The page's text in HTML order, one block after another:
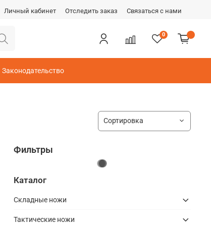
Личный кабинет Отследить заказ Связаться с нами
0
Законодательство
Фильтры
Каталог
Складные ножи
Тактические ножи